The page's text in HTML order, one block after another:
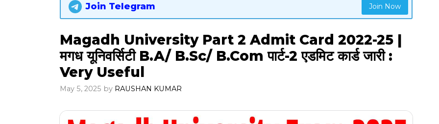
Join Telegram Join Now
Magadh University Part 2 Admit Card 2022-25 |
मगध यूनिवर्सिटी B.A/ B.Sc/ B.Com पार्ट-2 एडमिट कार्ड जारी :
Very Useful
May 5, 2025 by RAUSHAN KUMAR